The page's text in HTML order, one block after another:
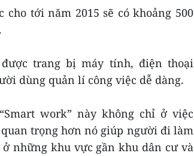
cho tới năm 2015 sẽ có khoảng 500
trang bị máy tính, điện thoại
dùng quản lí công việc dễ dàng.
work” này không chỉ ở việc
trọng hơn nó giúp người đi làm
những khu vực gần khu dân cư và